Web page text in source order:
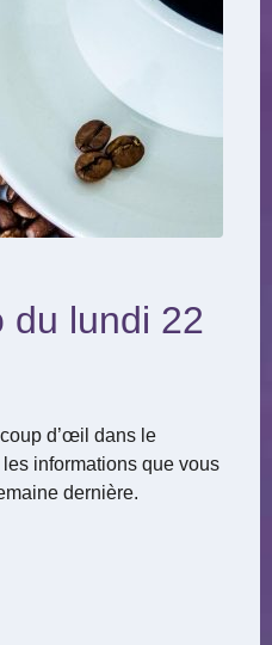
du lundi 22
d’œil dans le
informations que vous
dernière.